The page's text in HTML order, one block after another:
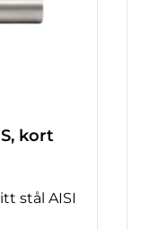
kort
stål AISI